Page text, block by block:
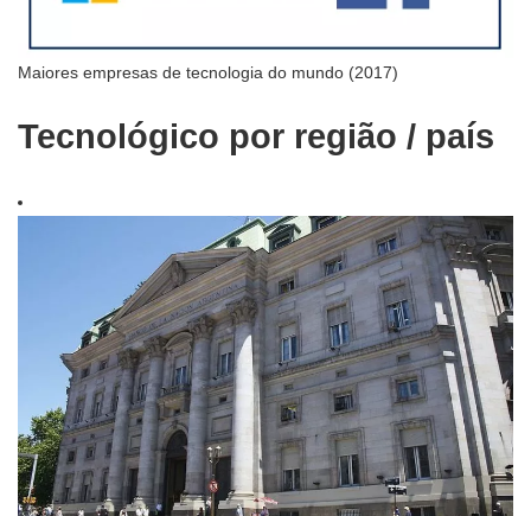
Maiores empresas de tecnologia do mundo (2017)
Tecnológico por região / país